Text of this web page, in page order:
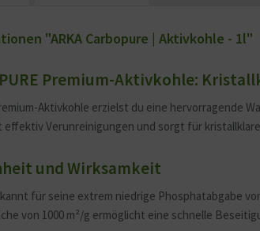
"ARKA Carbopure | Aktivkohle - 1l"
Premium-Aktivkohle:
Aktivkohle erzielst du eine hervorragende
Verunreinigungen und sorgt für
und Wirksamkeit
für seine extrem niedrige Phosphatabgabe
von 1000 m²/g ermöglicht eine schnelle